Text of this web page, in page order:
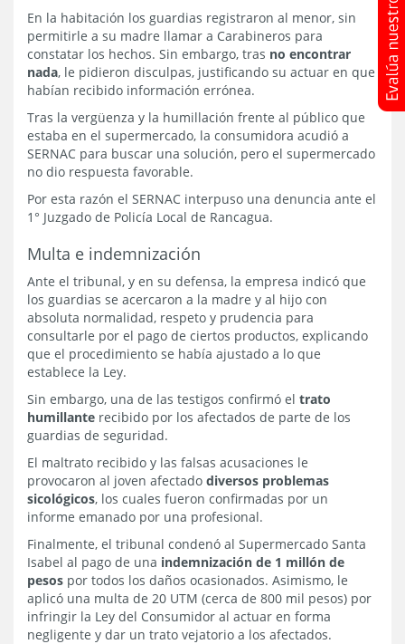
En la habitación los guardias registraron al menor, sin
permitirle a su madre llamar a Carabineros para
constatar los hechos. Sin embargo, tras no encontrar
nada, le pidieron disculpas, justificando su actuar en que
habían recibido información errónea.
Tras la vergüenza y la humillación frente al público que
estaba en el supermercado, la consumidora acudió a
SERNAC para buscar una solución, pero el supermercado
no dio respuesta favorable.
Por esta razón el SERNAC interpuso una denuncia ante el
1° Juzgado de Policía Local de Rancagua.
Multa e indemnización
Ante el tribunal, y en su defensa, la empresa indicó que
los guardias se acercaron a la madre y al hijo con
absoluta normalidad, respeto y prudencia para
consultarle por el pago de ciertos productos, explicando
que el procedimiento se había ajustado a lo que
establece la Ley.
Sin embargo, una de las testigos confirmó el trato
humillante recibido por los afectados de parte de los
guardias de seguridad.
El maltrato recibido y las falsas acusaciones le
provocaron al joven afectado diversos problemas
sicológicos, los cuales fueron confirmadas por un
informe emanado por una profesional.
Finalmente, el tribunal condenó al Supermercado Santa
Isabel al pago de una indemnización de 1 millón de
pesos por todos los daños ocasionados. Asimismo, le
aplicó una multa de 20 UTM (cerca de 800 mil pesos) por
infringir la Ley del Consumidor al actuar en forma
negligente y dar un trato vejatorio a los afectados.